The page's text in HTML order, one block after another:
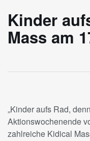
Kinder
Mass am
„Kinder aufs Rad,
Aktionswochenende
zahlreiche Kidical